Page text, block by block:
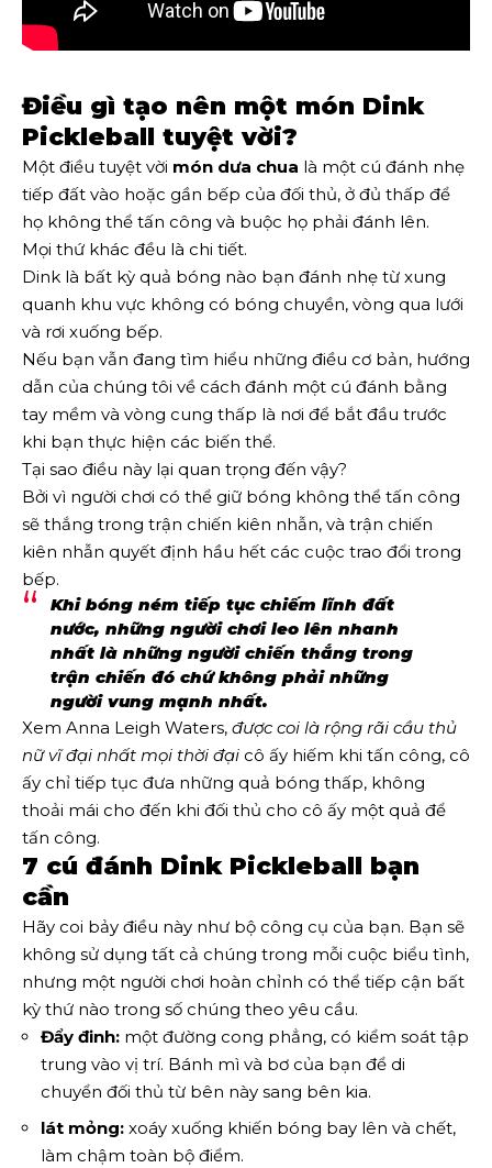
Điều gì tạo nên một món Dink
Pickleball tuyệt vời?
Một điều tuyệt vời món dưa chua là một cú đánh nhẹ
tiếp đất vào hoặc gần bếp của đối thủ, ở đủ thấp để
họ không thể tấn công và buộc họ phải đánh lên.
Mọi thứ khác đều là chi tiết.
Dink là bất kỳ quả bóng nào bạn đánh nhẹ từ xung
quanh khu vực không có bóng chuyền, vòng qua lưới
và rơi xuống bếp.
Nếu bạn vẫn đang tìm hiểu những điều cơ bản, hướng
dẫn của chúng tôi về cách đánh một cú đánh bằng
tay mềm và vòng cung thấp là nơi để bắt đầu trước
khi bạn thực hiện các biến thể.
Tại sao điều này lại quan trọng đến vậy?
Bởi vì người chơi có thể giữ bóng không thể tấn công
sẽ thắng trong trận chiến kiên nhẫn, và trận chiến
kiên nhẫn quyết định hầu hết các cuộc trao đổi trong
bếp.
Khi bóng ném tiếp tục chiếm lĩnh đất
nước, những người chơi leo lên nhanh
nhất là những người chiến thắng trong
trận chiến đó chứ không phải những
người vung mạnh nhất.
Xem Anna Leigh Waters, được coi là rộng rãi cầu thủ
nữ vĩ đại nhất mọi thời đại cô ấy hiếm khi tấn công, cô
ấy chỉ tiếp tục đưa những quả bóng thấp, không
thoải mái cho đến khi đối thủ cho cô ấy một quả để
tấn công.
7 cú đánh Dink Pickleball bạn
cần
Hãy coi bảy điều này như bộ công cụ của bạn. Bạn sẽ
không sử dụng tất cả chúng trong mỗi cuộc biểu tình,
nhưng một người chơi hoàn chỉnh có thể tiếp cận bất
kỳ thứ nào trong số chúng theo yêu cầu.
Đẩy đinh: một đường cong phẳng, có kiểm soát tập
trung vào vị trí. Bánh mì và bơ của bạn để di
chuyển đối thủ từ bên này sang bên kia.
lát mỏng: xoáy xuống khiến bóng bay lên và chết,
làm chậm toàn bộ điểm.